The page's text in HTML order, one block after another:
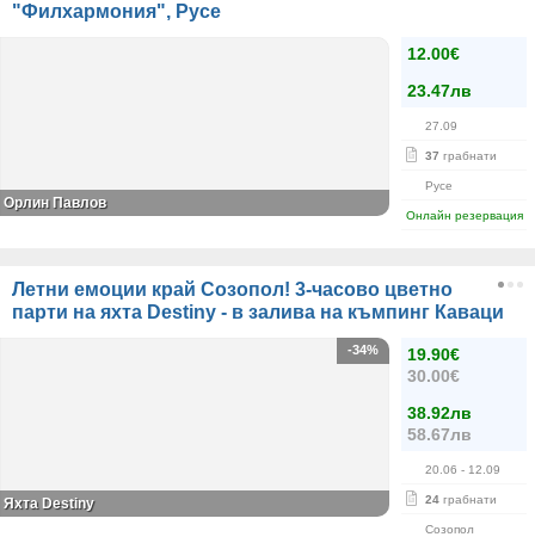
"Филхармония", Русе
12.00€
23.47лв
27.09
37 грабнати
Русе
Онлайн резервация
Орлин Павлов
Летни емоции край Созопол! 3-часово цветно
парти на яхта Destiny - в залива на къмпинг Каваци
19.90€
30.00€
38.92лв
58.67лв
20.06 - 12.09
24 грабнати
Созопол
-34%
Яхта Destiny